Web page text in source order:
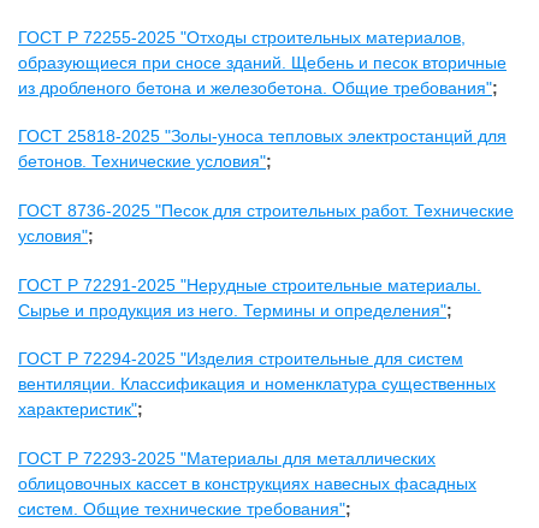
ГОСТ Р 72255-2025 "Отходы строительных материалов,
образующиеся при сносе зданий. Щебень и песок вторичные
из дробленого бетона и железобетона. Общие требования";
ГОСТ 25818-2025 "Золы-уноса тепловых электростанций для
бетонов. Технические условия";
ГОСТ 8736-2025 "Песок для строительных работ. Технические
условия";
ГОСТ Р 72291-2025 "Нерудные строительные материалы.
Сырье и продукция из него. Термины и определения";
ГОСТ Р 72294-2025 "Изделия строительные для систем
вентиляции. Классификация и номенклатура существенных
характеристик";
ГОСТ Р 72293-2025 "Материалы для металлических
облицовочных кассет в конструкциях навесных фасадных
систем. Общие технические требования";